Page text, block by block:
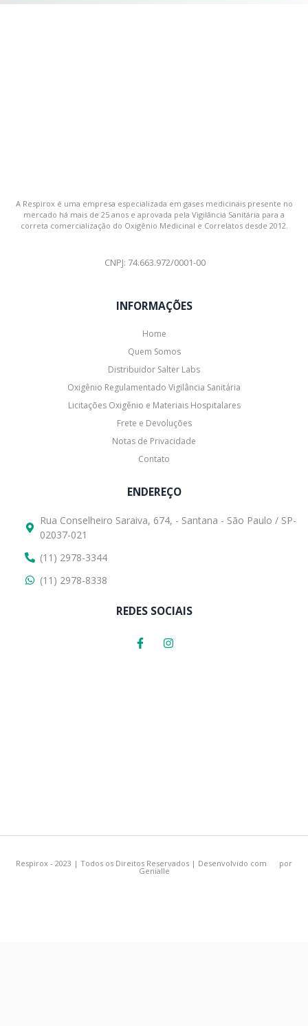
A Respirox é uma empresa especializada em gases medicinais presente no
mercado há mais de 25 anos e aprovada pela Vigilância Sanitária para a
correta comercialização do Oxigênio Medicinal e Correlatos desde 2012.
CNPJ: 74.663.972/0001-00
INFORMAÇÕES
Home
Quem Somos
Distribuidor Salter Labs
Oxigênio Regulamentado Vigilância Sanitária
Licitações Oxigênio e Materiais Hospitalares
Frete e Devoluções
Notas de Privacidade
Contato
ENDEREÇO
Rua Conselheiro Saraiva, 674, - Santana - São Paulo / SP-
02037-021
(11) 2978-3344
(11) 2978-8338
REDES SOCIAIS
Respirox - 2023 | Todos os Direitos Reservados | Desenvolvido com por
Genialle